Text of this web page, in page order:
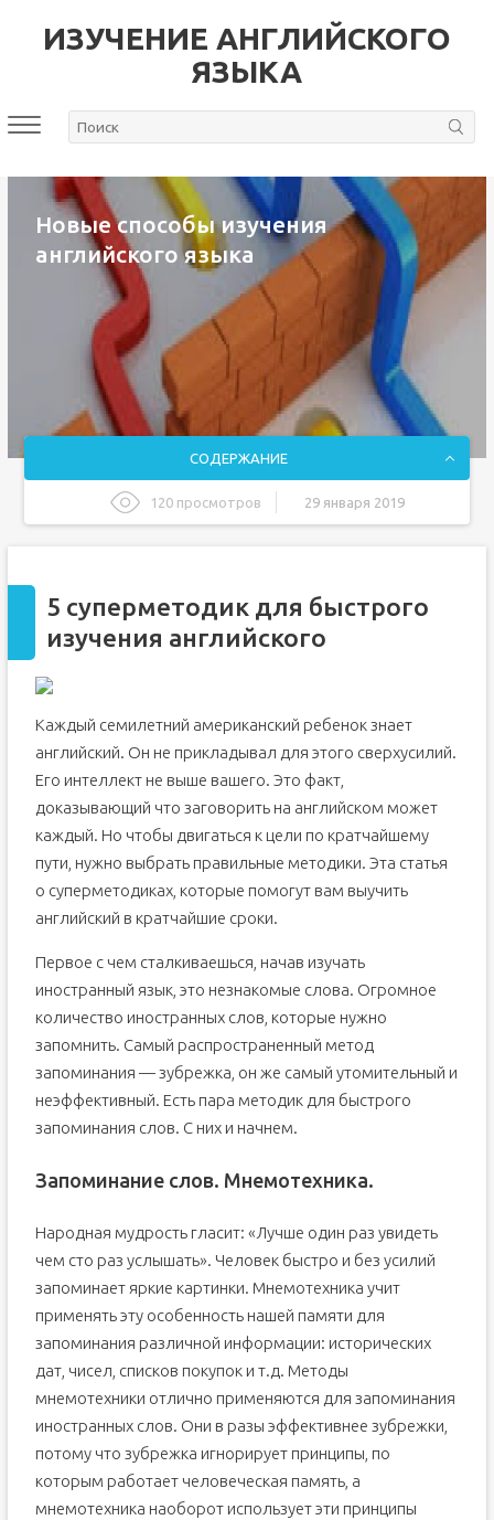
ИЗУЧЕНИЕ АНГЛИЙСКОГО
ЯЗЫКА
Новые способы изучения
английского языка
СОДЕРЖАНИЕ
120 просмотров 29 января 2019
«Полиглот» Дмитрия Петрова
Метод Драгункина
Rosetta Stone
Метод Мюллера
Метод Франка
Методика Гуннемарка
Методики изучения английского языка
Методы изучения английского языка
изучения английского языка
Вариант 2: видео с субтитрами
Вариант 3: специализированные сайты
Универсальный подход Entouch
5 суперметодик для быстрого
изучения английского
Каждый семилетний американский ребенок знает
английский. Он не прикладывал для этого сверхусилий.
Его интеллект не выше вашего. Это факт,
доказывающий что заговорить на английском может
каждый. Но чтобы двигаться к цели по кратчайшему
пути, нужно выбрать правильные методики. Эта статья
о суперметодиках, которые помогут вам выучить
английский в кратчайшие сроки.
Первое с чем сталкиваешься, начав изучать
иностранный язык, это незнакомые слова. Огромное
количество иностранных слов, которые нужно
запомнить. Самый распространенный метод
запоминания — зубрежка, он же самый утомительный и
неэффективный. Есть пара методик для быстрого
запоминания слов. С них и начнем.
Запоминание слов. Мнемотехника.
Народная мудрость гласит: «Лучше один раз увидеть
чем сто раз услышать». Человек быстро и без усилий
запоминает яркие картинки. Мнемотехника учит
применять эту особенность нашей памяти для
запоминания различной информации: исторических
дат, чисел, списков покупок и т.д. Методы
мнемотехники отлично применяются для запоминания
иностранных слов. Они в разы эффективнее зубрежки,
потому что зубрежка игнорирует принципы, по
которым работает человеческая память, а
мнемотехника наоборот использует эти принципы